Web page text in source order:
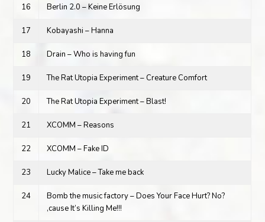
16 Berlin 2.0 – Keine Erlösung
17 Kobayashi – Hanna
18 Drain – Who is having fun
19 The Rat Utopia Experiment – Creature Comfort
20 The Rat Utopia Experiment – Blast!
21 XCOMM – Reasons
22 XCOMM – Fake ID
23 Lucky Malice – Take me back
24
Bomb the music factory – Does Your Face Hurt? No?
‚cause It’s Killing Me!!!